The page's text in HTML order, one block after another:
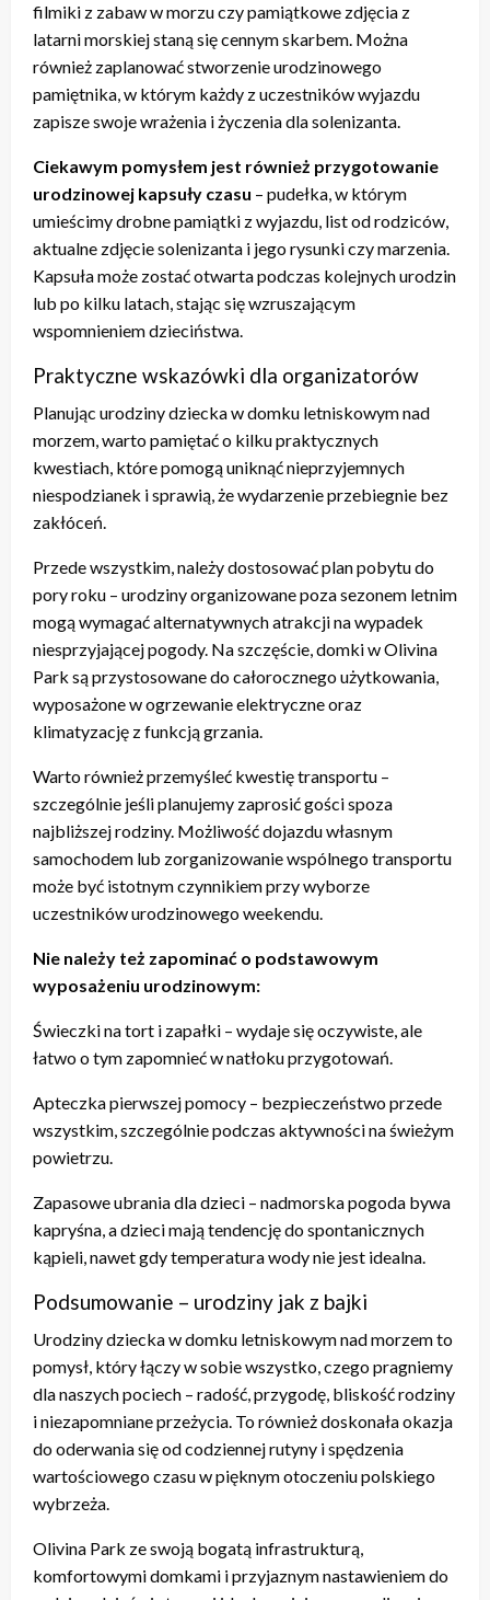
filmiki z zabaw w morzu czy pamiątkowe zdjęcia z
latarni morskiej staną się cennym skarbem. Można
również zaplanować stworzenie urodzinowego
pamiętnika, w którym każdy z uczestników wyjazdu
zapisze swoje wrażenia i życzenia dla solenizanta.
Ciekawym pomysłem jest również przygotowanie
urodzinowej kapsuły czasu – pudełka, w którym
umieścimy drobne pamiątki z wyjazdu, list od rodziców,
aktualne zdjęcie solenizanta i jego rysunki czy marzenia.
Kapsuła może zostać otwarta podczas kolejnych urodzin
lub po kilku latach, stając się wzruszającym
wspomnieniem dzieciństwa.
Praktyczne wskazówki dla organizatorów
Planując urodziny dziecka w domku letniskowym nad
morzem, warto pamiętać o kilku praktycznych
kwestiach, które pomogą uniknąć nieprzyjemnych
niespodzianek i sprawią, że wydarzenie przebiegnie bez
zakłóceń.
Przede wszystkim, należy dostosować plan pobytu do
pory roku – urodziny organizowane poza sezonem letnim
mogą wymagać alternatywnych atrakcji na wypadek
niesprzyjającej pogody. Na szczęście, domki w Olivina
Park są przystosowane do całorocznego użytkowania,
wyposażone w ogrzewanie elektryczne oraz
klimatyzację z funkcją grzania.
Warto również przemyśleć kwestię transportu –
szczególnie jeśli planujemy zaprosić gości spoza
najbliższej rodziny. Możliwość dojazdu własnym
samochodem lub zorganizowanie wspólnego transportu
może być istotnym czynnikiem przy wyborze
uczestników urodzinowego weekendu.
Nie należy też zapominać o podstawowym
wyposażeniu urodzinowym:
Świeczki na tort i zapałki – wydaje się oczywiste, ale
łatwo o tym zapomnieć w natłoku przygotowań.
Apteczka pierwszej pomocy – bezpieczeństwo przede
wszystkim, szczególnie podczas aktywności na świeżym
powietrzu.
Zapasowe ubrania dla dzieci – nadmorska pogoda bywa
kapryśna, a dzieci mają tendencję do spontanicznych
kąpieli, nawet gdy temperatura wody nie jest idealna.
Podsumowanie – urodziny jak z bajki
Urodziny dziecka w domku letniskowym nad morzem to
pomysł, który łączy w sobie wszystko, czego pragniemy
dla naszych pociech – radość, przygodę, bliskość rodziny
i niezapomniane przeżycia. To również doskonała okazja
do oderwania się od codziennej rutyny i spędzenia
wartościowego czasu w pięknym otoczeniu polskiego
wybrzeża.
Olivina Park ze swoją bogatą infrastrukturą,
komfortowymi domkami i przyjaznym nastawieniem do